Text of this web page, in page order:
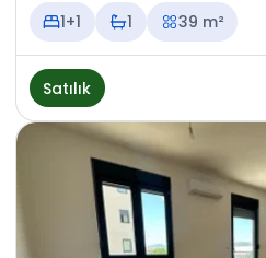
1+1
1 39 m²
Satılık